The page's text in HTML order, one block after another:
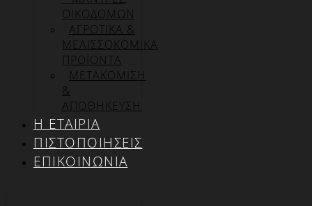
ΟΙΚΟΔΟΜΩΝ
ΑΓΡΟΤΙΚΑ &
ΜΕΛΙΣΣΟΚΟΜΙΚΑ
ΠΡΟΪΟΝΤΑ
ΜΕΤΑΚΟΜΙΣΗ
&
ΑΠΟΘΗΚΕΥΣΗ
Η ΕΤΑΙΡΊΑ
ΠΙΣΤΟΠΟΙΉΣΕΙΣ
ΕΠΙΚΟΙΝΩΝΊΑ